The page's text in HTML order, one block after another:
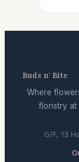
Buds n' Bite
Where
floristry at
G/F, 13